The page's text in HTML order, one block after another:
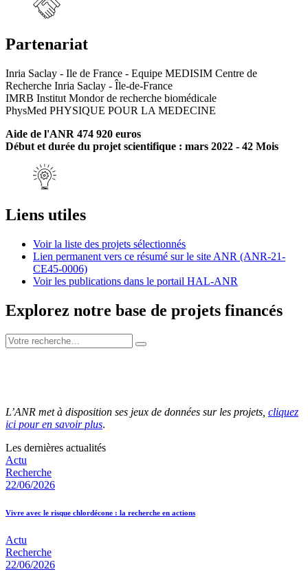
Partenariat
Inria Saclay - Ile de France - Equipe MEDISIM Centre de
Recherche Inria Saclay - Île-de-France
IMRB Institut Mondor de recherche biomédicale
PhysMed PHYSIQUE POUR LA MEDECINE
Aide de l'ANR 474 920 euros
Début et durée du projet scientifique : mars 2022 - 42 Mois
Liens utiles
Voir la liste des projets sélectionnés
Lien permanent vers ce résumé sur le site ANR (ANR-21-
CE45-0006)
Voir les publications dans le portail HAL-ANR
Explorez notre base de projets financés
L’ANR met à disposition ses jeux de données sur les projets, cliquez
ici pour en savoir plus.
Les dernières actualités
Actu
Recherche
22/06/2026
Vivre avec le risque chlordécone : la recherche en actions
Actu
Recherche
22/06/2026